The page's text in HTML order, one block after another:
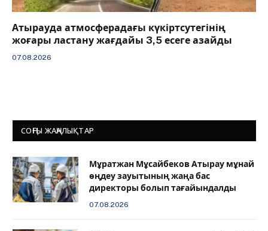
Атырауда атмосферадағы күкіртсутегінің
жоғары ластану жағдайы 3,5 есеге азайды
07.08.2026
СОҢҒЫ ЖАҢАЛЫҚТАР
Мұратжан Мұсайбеков Атырау мұнай
өңдеу зауытының жаңа бас
директоры болып тағайындалды
07.08.2026